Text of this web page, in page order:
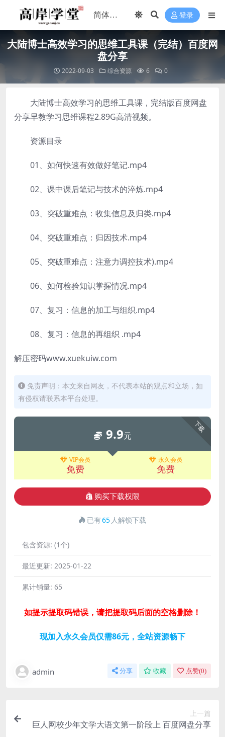
登录
大陆博士高效学习的思维工具课（完结）百度网
盘分享
2022-09-03 综合资源 6 0
大陆博士高效学习的思维工具课，完结版百度网盘
分享早教学习思维课程2.89G高清视频。
资源目录
01、如何快速有效做好笔记.mp4
02、课中课后笔记与技术的淬炼.mp4
03、突破重难点：收集信息及归类.mp4
04、突破重难点：归因技术.mp4
05、突破重难点：注意力调控技术).mp4
06、如何检验知识掌握情况.mp4
07、复习：信息的加工与组织.mp4
08、复习：信息的再组织 .mp4
解压密码www.xuekuiw.com
免责声明：本文来自网友，不代表本站的观点和立场，如
有侵权请联系本平台处理。
下载
9.9元
VIP会员
免费
永久会员
免费
购买下载权限
已有65 人解锁下载
包含资源: (1个)
最近更新: 2025-01-22
累计销量: 65
如提示提取码错误，请把提取码后面的空格删除！
现加入永久会员仅需86元，全站资源畅下
admin 分享 收藏 点赞(0)
上一篇
巨人网校少年文学大语文第一阶段上 百度网盘分享